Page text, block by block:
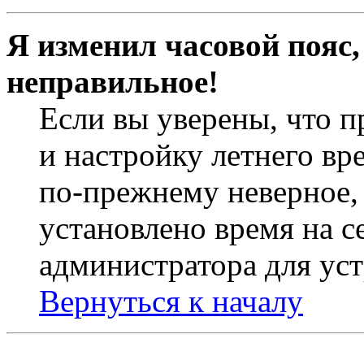
Я изменил часовой
неправильное!
Если вы уверены, что
и настройку летнего
по-прежнему неверное,
установлено время на
администратора для
Вернуться к началу